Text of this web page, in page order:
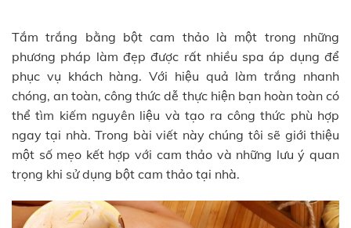
Tắm trắng bằng bột cam thảo là một trong những
phương pháp làm đẹp được rất nhiều spa áp dụng để
phục vụ khách hàng. Với hiệu quả làm trắng nhanh
chóng, an toàn, công thức dễ thực hiện bạn hoàn toàn có
thể tìm kiếm nguyên liệu và tạo ra công thức phù hợp
ngay tại nhà. Trong bài viết này chúng tôi sẽ giới thiệu
một số mẹo kết hợp với cam thảo và những lưu ý quan
trọng khi sử dụng bột cam thảo tại nhà.